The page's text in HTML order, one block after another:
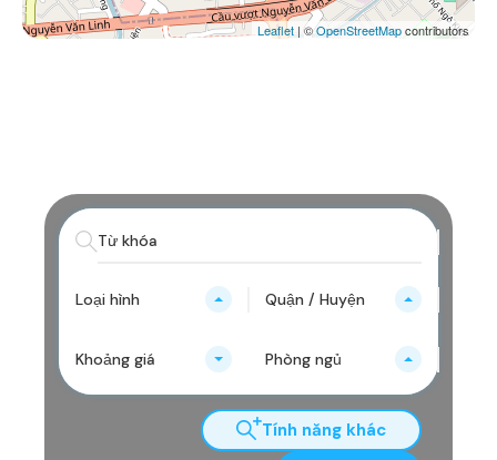
Leaflet | ©OpenStreetMapcontributors
Loại hình Quận / Huyện
Khoảng giá Phòng ngủ
Tính năng khác